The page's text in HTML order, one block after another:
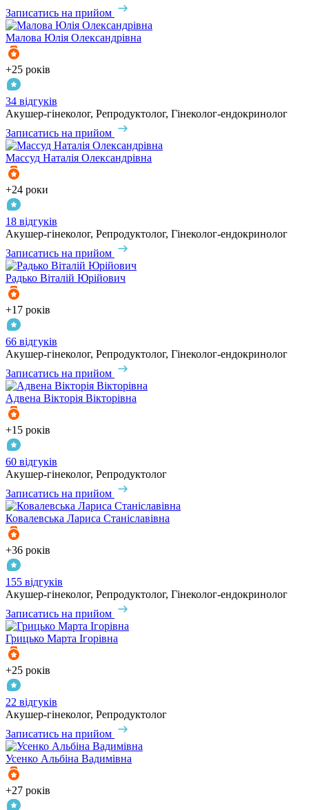
Записатись на прийом
Малова Юлія Олександрівна
+25 років
34 відгуків
Акушер-гінеколог, Репродуктолог, Гінеколог-ендокринолог
Записатись на прийом
Массуд Наталія Олександрівна
+24 роки
18 відгуків
Акушер-гінеколог, Репродуктолог, Гінеколог-ендокринолог
Записатись на прийом
Радько Віталій Юрійович
+17 років
66 відгуків
Акушер-гінеколог, Репродуктолог, Гінеколог-ендокринолог
Записатись на прийом
Адвена Вікторія Вікторівна
+15 років
60 відгуків
Акушер-гінеколог, Репродуктолог
Записатись на прийом
Ковалевська Лариса Станіславівна
+36 років
155 відгуків
Акушер-гінеколог, Репродуктолог, Гінеколог-ендокринолог
Записатись на прийом
Грицько Марта Ігорівна
+25 років
22 відгуків
Акушер-гінеколог, Репродуктолог
Записатись на прийом
Усенко Альбіна Вадимівна
+27 років